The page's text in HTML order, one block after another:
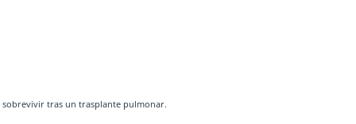
sobrevivir tras un trasplante pulmonar.